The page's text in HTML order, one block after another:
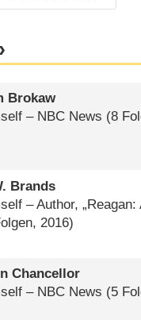
Brokaw
– NBC News (8
Brands
– Author, „Reagan:
2016)
Chancellor
– NBC News (5